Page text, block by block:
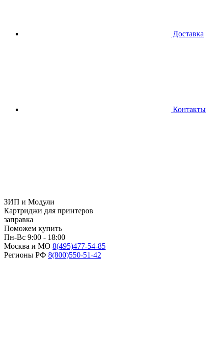
Доставка
Контакты
ЗИП и Модули
Картриджи для принтеров
заправка
Поможем купить
Пн-Вс 9:00 - 18:00
Москва и МО 8(495)477-54-85
Регионы РФ 8(800)550-51-42